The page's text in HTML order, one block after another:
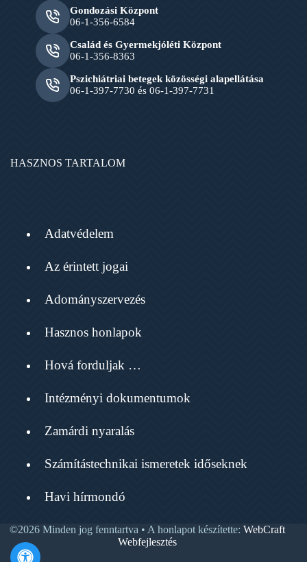
Gondozási Központ
06-1-356-6584
Család és Gyermekjóléti Központ
06-1-356-8363
Pszichiátriai betegek közösségi alapellátása
06-1-397-7730 és 06-1-397-7731
HASZNOS TARTALOM
Adatvédelem
Az érintett jogai
Adományszervezés
Hasznos honlapok
Hová forduljak …
Intézményi dokumentumok
Zamárdi nyaralás
Számítástechnikai ismeretek időseknek
Havi hírmondó
©2026 Minden jog fenntartva • A honlapot készítette:WebCraft
Webfejlesztés